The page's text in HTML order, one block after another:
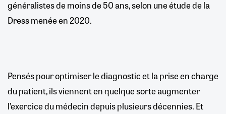
généralistes de moins de 50 ans, selon une étude de la
Dress menée en 2020.
Pensés pour optimiser le diagnostic et la prise en charge
du patient, ils viennent en quelque sorte augmenter
l’exercice du médecin depuis plusieurs décennies. Et